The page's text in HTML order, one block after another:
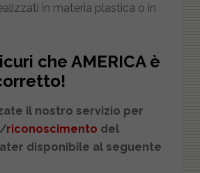
in materia plastica o in
che AMERICAè
il nostro servizio per
/riconoscimento del
disponibile al seguente